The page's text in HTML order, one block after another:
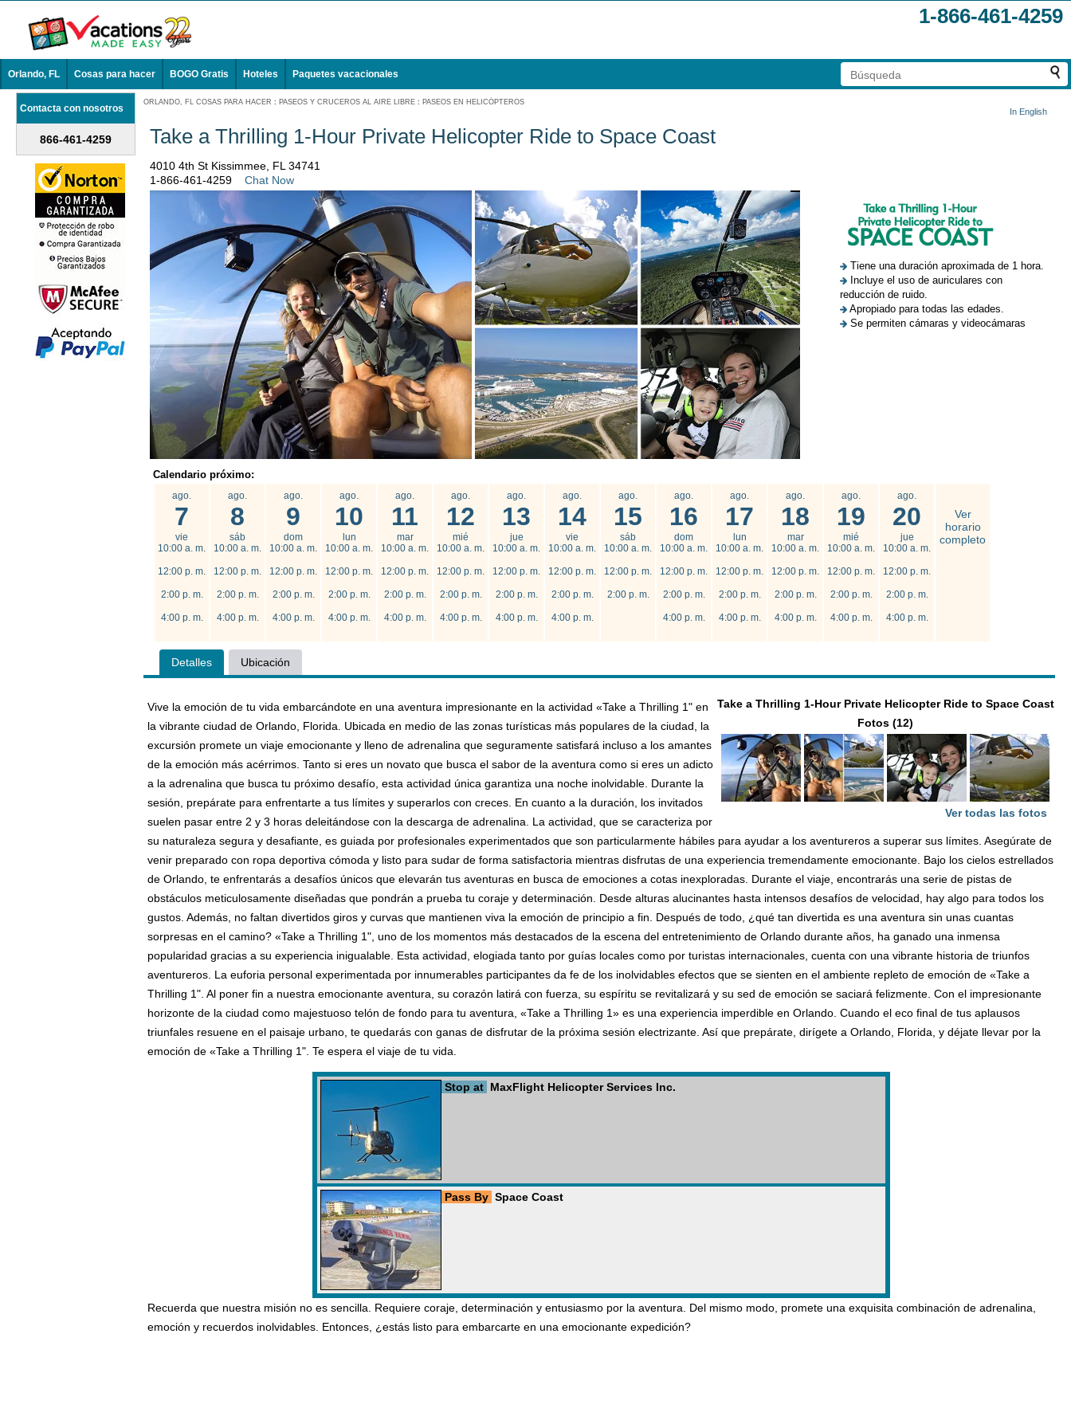
1-866-461-4259
Orlando, FL Cosas para hacer BOGO Gratis Hoteles Paquetes vacacionales
Contacta con nosotros
866-461-4259
ORLANDO, FL COSAS PARA HACER : PASEOS Y CRUCEROS AL AIRE LIBRE : PASEOS EN HELICÓPTEROS
In English
Take a Thrilling 1-Hour Private Helicopter Ride to Space Coast
4010 4th St Kissimmee, FL 34741
1-866-461-4259
Chat Now
Tiene una duración aproximada de 1 hora.
Incluye el uso de auriculares con
reducción de ruido.
Apropiado para todas las edades.
Se permiten cámaras y videocámaras
Calendario próximo:
ago.
7
vie
10:00 a. m.
12:00 p. m.
2:00 p. m.
4:00 p. m.
ago.
8
sáb
10:00 a. m.
12:00 p. m.
2:00 p. m.
4:00 p. m.
ago.
9
dom
10:00 a. m.
12:00 p. m.
2:00 p. m.
4:00 p. m.
ago.
10
lun
10:00 a. m.
12:00 p. m.
2:00 p. m.
4:00 p. m.
ago.
11
mar
10:00 a. m.
12:00 p. m.
2:00 p. m.
4:00 p. m.
ago.
12
mié
10:00 a. m.
12:00 p. m.
2:00 p. m.
4:00 p. m.
ago.
13
jue
10:00 a. m.
12:00 p. m.
2:00 p. m.
4:00 p. m.
ago.
14
vie
10:00 a. m.
12:00 p. m.
2:00 p. m.
4:00 p. m.
ago.
15
sáb
10:00 a. m.
12:00 p. m.
2:00 p. m.
ago.
16
dom
10:00 a. m.
12:00 p. m.
2:00 p. m.
4:00 p. m.
ago.
17
lun
10:00 a. m.
12:00 p. m.
2:00 p. m.
4:00 p. m.
ago.
18
mar
10:00 a. m.
12:00 p. m.
2:00 p. m.
4:00 p. m.
ago.
19
mié
10:00 a. m.
12:00 p. m.
2:00 p. m.
4:00 p. m.
ago.
20
jue
10:00 a. m.
12:00 p. m.
2:00 p. m.
4:00 p. m.
Ver
horario
completo
Detalles Ubicación
Take a Thrilling 1-Hour Private Helicopter Ride to Space Coast
Fotos (12)
Ver todas las fotos
Vive la emoción de tu vida embarcándote en una aventura impresionante en la actividad «Take a Thrilling 1" en
la vibrante ciudad de Orlando, Florida. Ubicada en medio de las zonas turísticas más populares de la ciudad, la
excursión promete un viaje emocionante y lleno de adrenalina que seguramente satisfará incluso a los amantes
de la emoción más acérrimos. Tanto si eres un novato que busca el sabor de la aventura como si eres un adicto
a la adrenalina que busca tu próximo desafío, esta actividad única garantiza una noche inolvidable. Durante la
sesión, prepárate para enfrentarte a tus límites y superarlos con creces. En cuanto a la duración, los invitados
suelen pasar entre 2 y 3 horas deleitándose con la descarga de adrenalina. La actividad, que se caracteriza por
su naturaleza segura y desafiante, es guiada por profesionales experimentados que son particularmente hábiles para ayudar a los aventureros a superar sus límites. Asegúrate de
venir preparado con ropa deportiva cómoda y listo para sudar de forma satisfactoria mientras disfrutas de una experiencia tremendamente emocionante. Bajo los cielos estrellados
de Orlando, te enfrentarás a desafíos únicos que elevarán tus aventuras en busca de emociones a cotas inexploradas. Durante el viaje, encontrarás una serie de pistas de
obstáculos meticulosamente diseñadas que pondrán a prueba tu coraje y determinación. Desde alturas alucinantes hasta intensos desafíos de velocidad, hay algo para todos los
gustos. Además, no faltan divertidos giros y curvas que mantienen viva la emoción de principio a fin. Después de todo, ¿qué tan divertida es una aventura sin unas cuantas
sorpresas en el camino? «Take a Thrilling 1", uno de los momentos más destacados de la escena del entretenimiento de Orlando durante años, ha ganado una inmensa
popularidad gracias a su experiencia inigualable. Esta actividad, elogiada tanto por guías locales como por turistas internacionales, cuenta con una vibrante historia de triunfos
aventureros. La euforia personal experimentada por innumerables participantes da fe de los inolvidables efectos que se sienten en el ambiente repleto de emoción de «Take a
Thrilling 1". Al poner fin a nuestra emocionante aventura, su corazón latirá con fuerza, su espíritu se revitalizará y su sed de emoción se saciará felizmente. Con el impresionante
horizonte de la ciudad como majestuoso telón de fondo para tu aventura, «Take a Thrilling 1» es una experiencia imperdible en Orlando. Cuando el eco final de tus aplausos
triunfales resuene en el paisaje urbano, te quedarás con ganas de disfrutar de la próxima sesión electrizante. Así que prepárate, dirígete a Orlando, Florida, y déjate llevar por la
emoción de «Take a Thrilling 1". Te espera el viaje de tu vida.
Stop at MaxFlight Helicopter Services Inc.
Pass By Space Coast
Recuerda que nuestra misión no es sencilla. Requiere coraje, determinación y entusiasmo por la aventura. Del mismo modo, promete una exquisita combinación de adrenalina,
emoción y recuerdos inolvidables. Entonces, ¿estás listo para embarcarte en una emocionante expedición?